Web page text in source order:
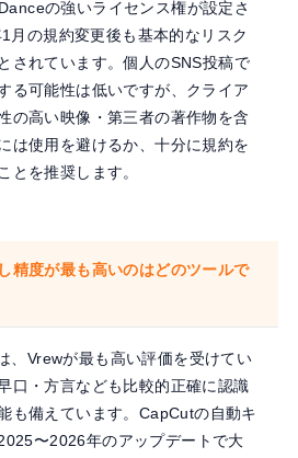
の強いライセンス権が設定さ
月の規約変更後も基本的なリスク
されています。個人のSNS投稿で
る可能性は低いですが、クライア
の高い映像・第三者の著作物を含
は使用を避けるか、十分に規約を
とを推奨します。
精度が最も高いのはどのツールで
、Vrewが最も高い評価を受けてい
口・方言なども比較的正確に認識
も備えています。CapCutの自動キ
〜2026年のアップデートで大